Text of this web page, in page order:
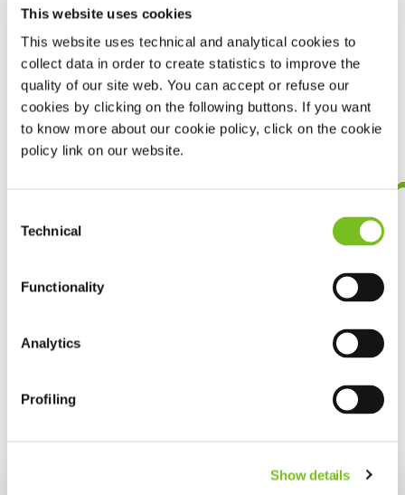
This website uses cookies
This website uses technical and analytical cookies to
collect data in order to create statistics to improve the
quality of our site web. You can accept or refuse our
cookies by clicking on the following buttons. If you want
to know more about our cookie policy, click on the cookie
policy link on our website.
Selection
Technical
Functionality
Analytics
Profiling
Show details
verwijzer op de hoogte van het verloop van de
behandeling en verwijzen de patiënt eventueel terug voor
een controle-P(S)G (slaaponderzoek).
We hebben een contract met alle
zorgverzekeraars in Nederland
Ieder gebit is anders. We werken met meerdere merken
MRA-beugels, zodat de patiënt altijd een passende